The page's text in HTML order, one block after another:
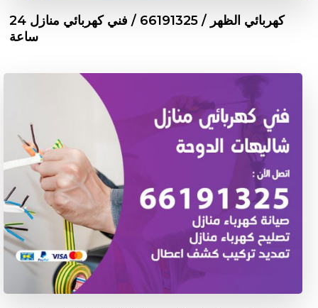
كهربائي الظهر / 66191325 / فني كهربائي منازل 24
ساعة